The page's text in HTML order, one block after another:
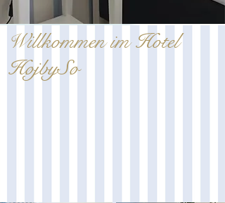
Willkommen im Hotel
HøjbySø